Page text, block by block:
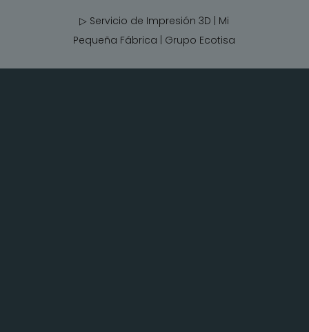
▷ Servicio de Impresión 3D | Mi
Pequeña Fábrica | Grupo Ecotisa